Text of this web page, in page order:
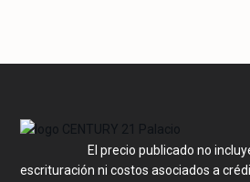
El precio publicado no
escrituración ni costos asociados a